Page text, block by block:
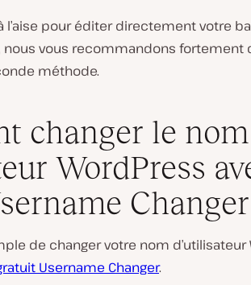
l’aise pour éditer directement votre
nous vous recommandons fortement
méthode.
changer le nom
WordPress
Changer
de changer votre nom d’utilisateur
Username Changer.